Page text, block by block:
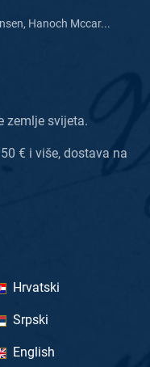
Hanoch Mccar...
zemlje svijeta.
€ i više, dostava na
Hrvatski
Srpski
English